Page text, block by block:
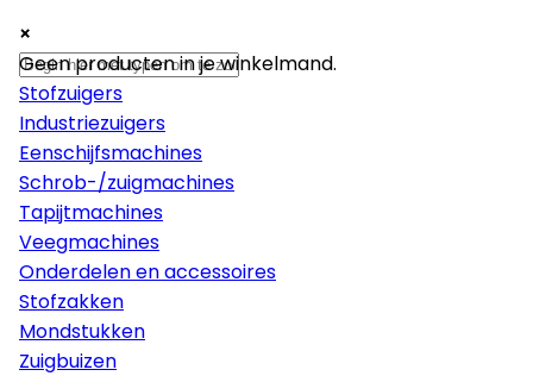
×
Machines
Stofzuigers
Industriezuigers
Eenschijfsmachines
Schrob-/zuigmachines
Tapijtmachines
Veegmachines
Onderdelen en accessoires
Stofzakken
Mondstukken
Zuigbuizen
×
×
Geen producten in je winkelmand.